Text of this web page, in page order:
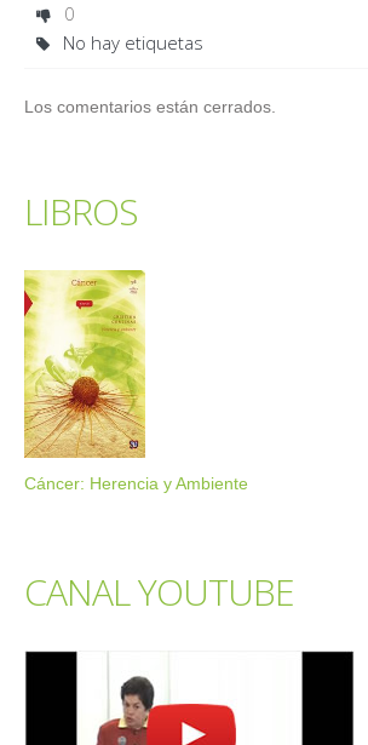
0
No hay etiquetas
Los comentarios están cerrados.
LIBROS
Cáncer: Herencia y Ambiente
CANAL YOUTUBE